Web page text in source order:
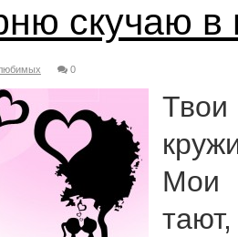
скучаю в
0
Твои
Мои